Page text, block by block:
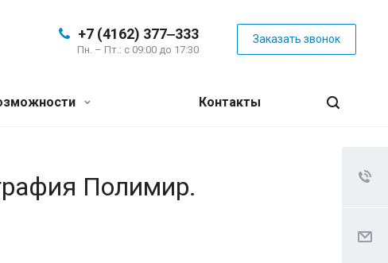
+7 (4162) 377‒333
Пн. – Пт.: с 09:00 до 17:30
Заказать звонок
Контакты
Полимир.